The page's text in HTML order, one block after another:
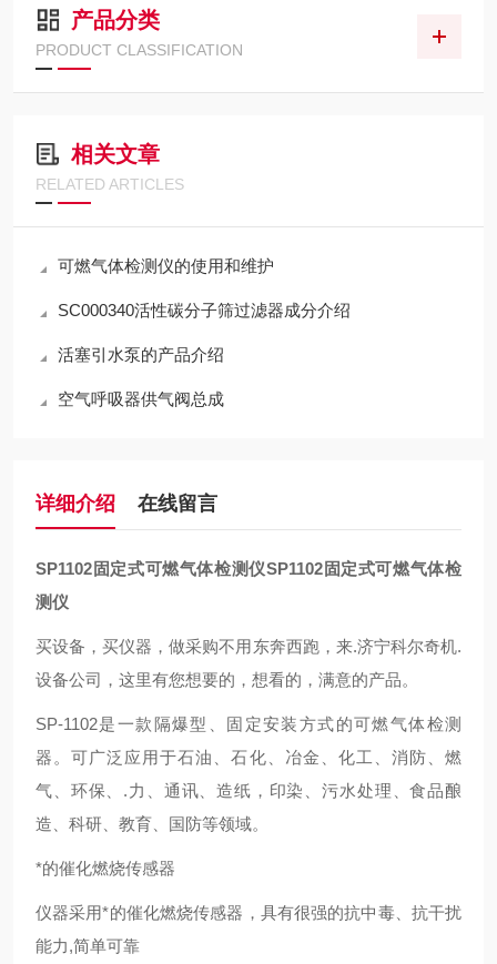
产品分类
PRODUCT CLASSIFICATION
相关文章
RELATED ARTICLES
可燃气体检测仪的使用和维护
SC000340活性碳分子筛过滤器成分介绍
活塞引水泵的产品介绍
空气呼吸器供气阀总成
详细介绍 在线留言
SP1102固定式可燃气体检测仪SP1102固定式可燃气体检
测仪
买设备，买仪器，做采购不用东奔西跑，来.济宁科尔奇机.
设备公司，这里有您想要的，想看的，满意的产品。
SP-1102是一款隔爆型、固定安装方式的可燃气体检测
器。可广泛应用于石油、石化、冶金、化工、消防、燃
气、环保、.力、通讯、造纸，印染、污水处理、食品酿
造、科研、教育、国防等领域。
*的催化燃烧传感器
仪器采用*的催化燃烧传感器，具有很强的抗中毒、抗干扰
能力,简单可靠